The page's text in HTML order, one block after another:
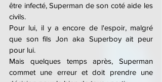
être infecté, Superman de son coté aide les
civils.
Pour lui, il y a encore de l'espoir, malgré
que son fils Jon aka Superboy ait peur
pour lui.
Mais quelques temps après, Superman
commet une erreur et doit prendre une